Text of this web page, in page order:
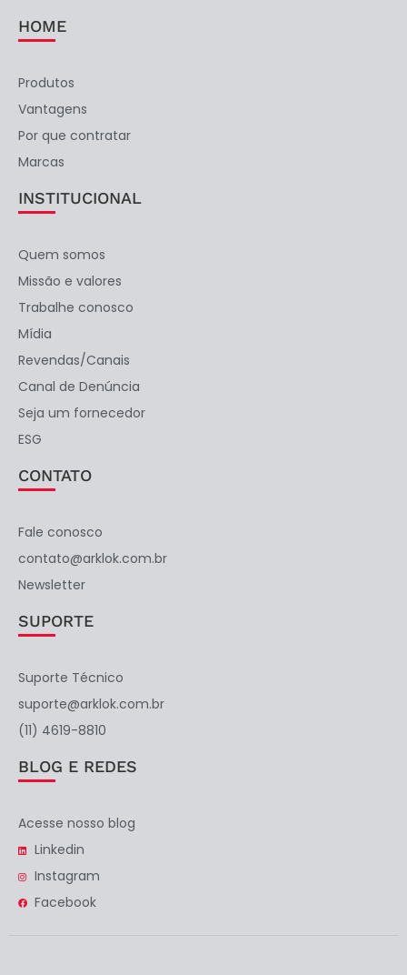
HOME
Produtos
Vantagens
Por que contratar
Marcas
INSTITUCIONAL
Quem somos
Missão e valores
Trabalhe conosco
Mídia
Revendas/Canais
Canal de Denúncia
Seja um fornecedor
ESG
CONTATO
Fale conosco
contato@arklok.com.br
Newsletter
SUPORTE
Suporte Técnico
suporte@arklok.com.br
(11) 4619-8810
BLOG E REDES
Acesse nosso blog
Linkedin
Instagram
Facebook